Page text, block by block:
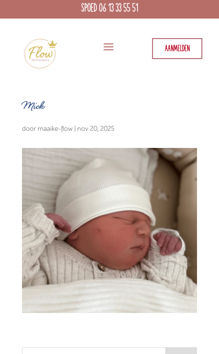
SPOED 06 13 33 55 51
AANMELDEN
Mick
door maaike-flow | nov 20, 2025